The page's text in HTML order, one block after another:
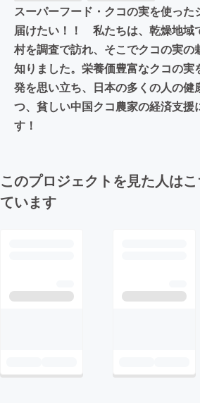
スーパーフード・クコの実を使った
届けたい！！ 私たちは、乾燥地域
村を調査で訪れ、そこでクコの実の
知りました。栄養価豊富なクコの実
発を思い立ち、日本の多くの人の健
つ、貧しい中国クコ農家の経済支援
す！
このプロジェクトを見た人は
ています